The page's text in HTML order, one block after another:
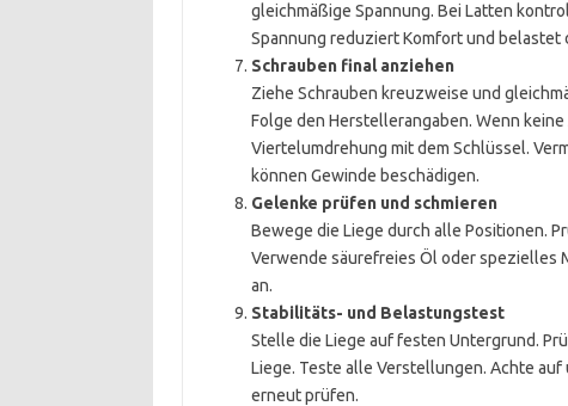
gleichmäßige Spannung. Bei Latten
Spannung reduziert Komfort und belastet
Schrauben final anziehen
Ziehe Schrauben kreuzweise und
Folge den Herstellerangaben. Wenn
Viertelumdrehung mit dem Schlüssel.
können Gewinde beschädigen.
Gelenke prüfen und schmieren
Bewege die Liege durch alle Positionen.
Verwende säurefreies Öl oder spezielles
an.
Stabilitäts- und Belastungstest
Stelle die Liege auf festen Untergrund.
Liege. Teste alle Verstellungen. Achte
erneut prüfen.